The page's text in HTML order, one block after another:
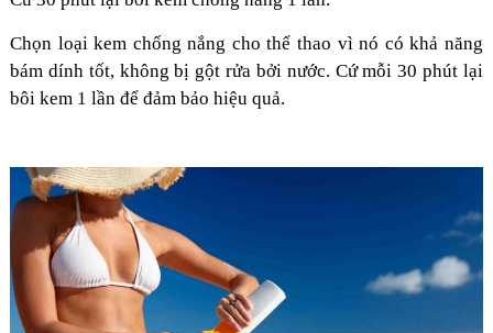
Chọn loại kem chống nắng cho thể thao vì nó có khả năng
bám dính tốt, không bị gột rửa bởi nước. Cứ mỗi 30 phút lại
bôi kem 1 lần để đảm bảo hiệu quả.